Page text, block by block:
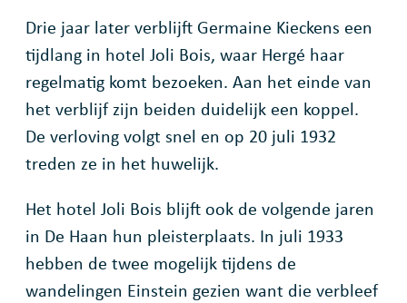
Drie jaar later verblijft Germaine Kieckens een
tijdlang in hotel Joli Bois, waar Hergé haar
regelmatig komt bezoeken. Aan het einde van
het verblijf zijn beiden duidelijk een koppel.
De verloving volgt snel en op 20 juli 1932
treden ze in het huwelijk.
Het hotel Joli Bois blijft ook de volgende jaren
in De Haan hun pleisterplaats. In juli 1933
hebben de twee mogelijk tijdens de
wandelingen Einstein gezien want die verbleef